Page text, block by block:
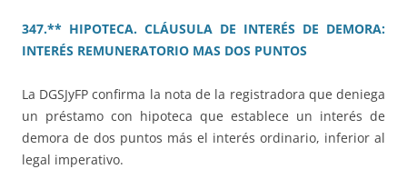
347.** HIPOTECA. CLÁUSULA DE INTERÉS DE DEMORA:
INTERÉS REMUNERATORIO MAS DOS PUNTOS
La DGSJyFP confirma la nota de la registradora que deniega
un préstamo con hipoteca que establece un interés de
demora de dos puntos más el interés ordinario, inferior al
legal imperativo.